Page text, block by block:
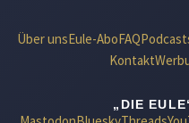
Über unsEule-AboFAQ
Kontakt
„DIE